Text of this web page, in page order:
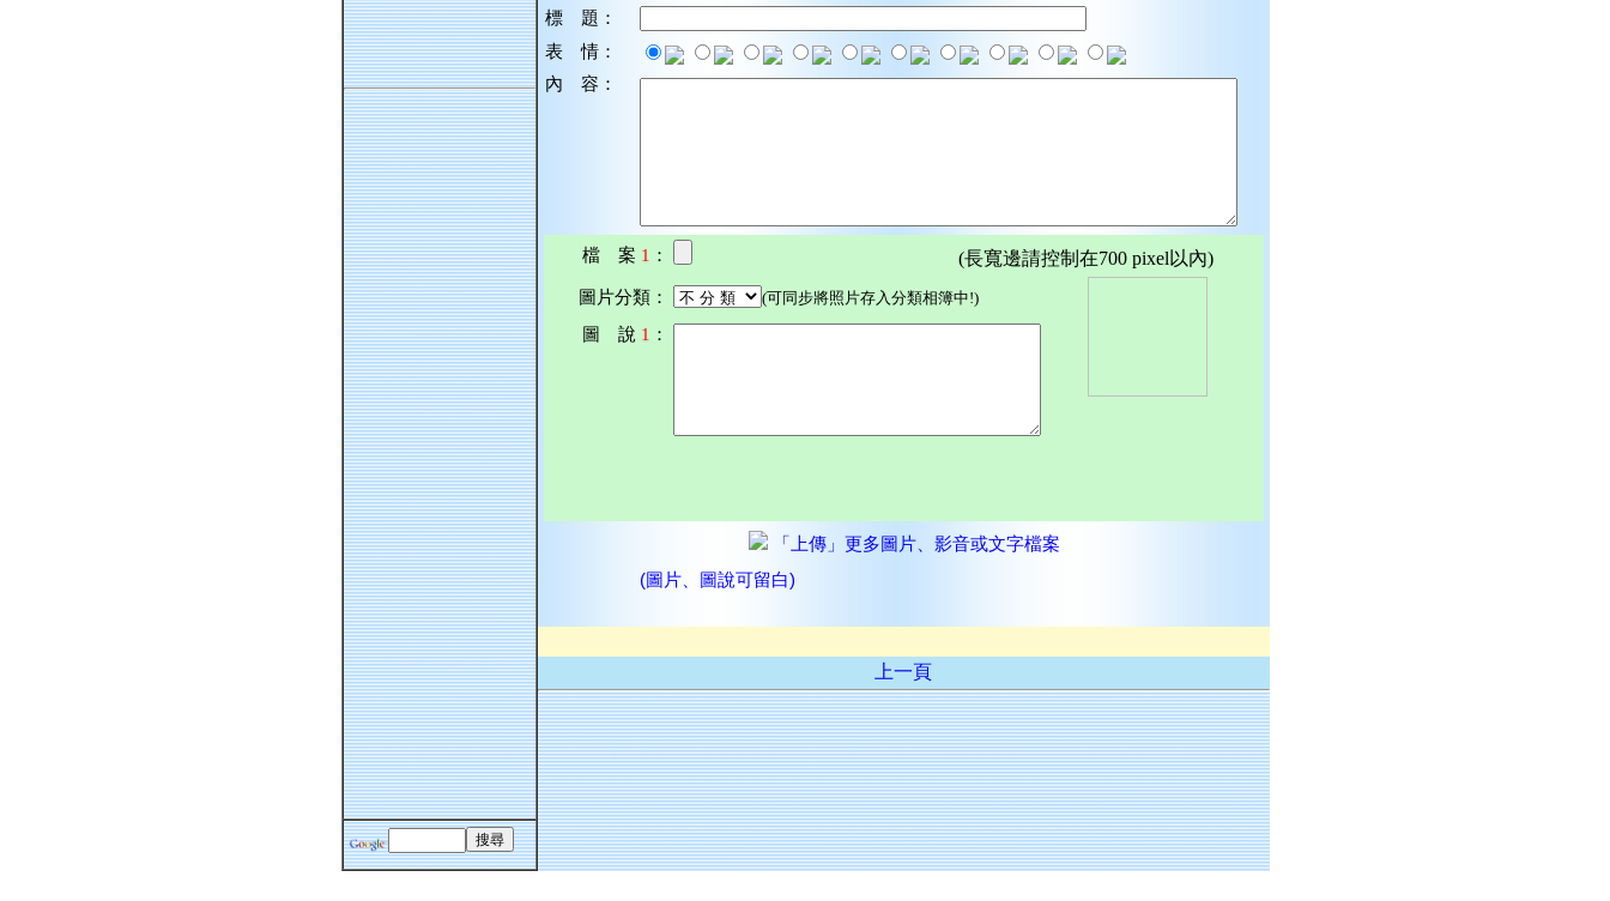
標 題：
表 情：
內 容：
檔 案 1 ： (長寬邊請控制在700 pixel以內)
圖片分類： (可同步將照片存入分類相簿中!)
圖 說 1 ：
「上傳」更多圖片、影音或文字檔案
(圖片、圖說可留白)
上一頁